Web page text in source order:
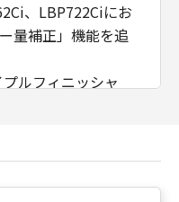
、LBP722Ciにお
量補正」機能を追
ルフィニッシャ